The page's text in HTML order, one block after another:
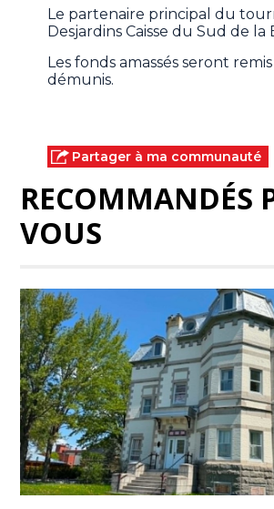
Le partenaire principal du
Desjardins Caisse du Sud de la
Les fonds amassés seront
démunis.
Partager à ma communauté
RECOMMANDÉS
VOUS